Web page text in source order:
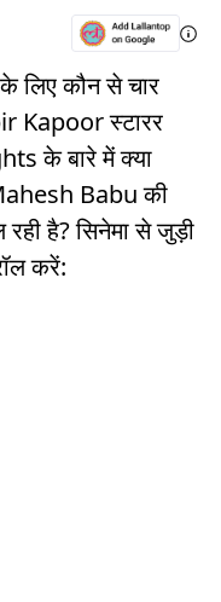
लिए कौन से चार
Kapoor स्टारर
के बारे में क्या
Babu की
है? सिनेमा से जुड़ी
करें: